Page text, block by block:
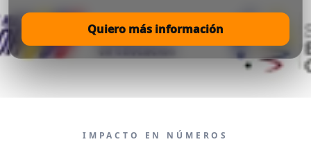
Quiero más información
IMPACTO EN NÚMEROS